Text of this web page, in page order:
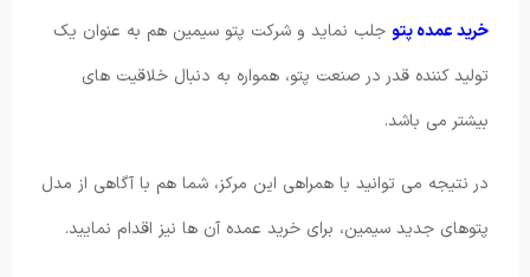
خرید عمده پتو جلب نماید و شرکت پتو سیمین هم به عنوان یک
تولید کننده قدر در صنعت پتو، همواره به دنبال خلاقیت های
بیشتر می باشد.
در نتیجه می توانید با همراهی این مرکز، شما هم با آگاهی از مدل
پتوهای جدید سیمین، برای خرید عمده آن ها نیز اقدام نمایید.